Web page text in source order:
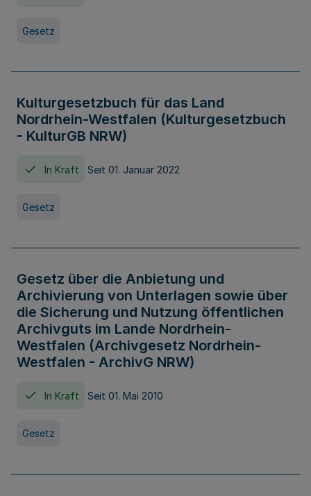
Gesetz
Kulturgesetzbuch für das Land
Nordrhein-Westfalen (Kulturgesetzbuch
- KulturGB NRW)
In Kraft Seit 01. Januar 2022
Gesetz
Gesetz über die Anbietung und
Archivierung von Unterlagen sowie über
die Sicherung und Nutzung öffentlichen
Archivguts im Lande Nordrhein-
Westfalen (Archivgesetz Nordrhein-
Westfalen - ArchivG NRW)
In Kraft Seit 01. Mai 2010
Gesetz